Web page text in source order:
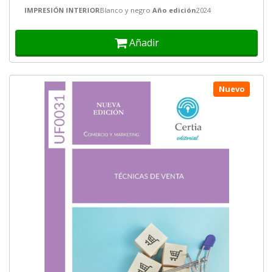
IMPRESIÓN INTERIORBlanco y negro Año edición2024
Añadir
Nuevo